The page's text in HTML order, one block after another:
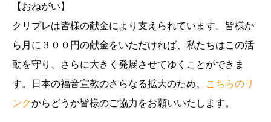
【おねがい】
クリプレは皆様の献金により支えられています。皆様か
ら月に３００円の献金をいただければ、私たちはこの活
動を守り、さらに大きく発展させてゆくことができま
す。日本の福音宣教のさらなる拡大のため、
こちらのリ
ンクからどうか皆様のご協力をお願いいたします。